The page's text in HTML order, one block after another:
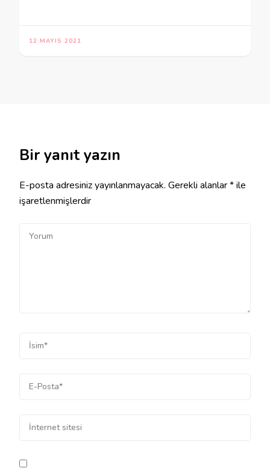
12 MAYIS 2021
Bir yanıt yazın
E-posta adresiniz yayınlanmayacak. Gerekli alanlar*ile
işaretlenmişlerdir